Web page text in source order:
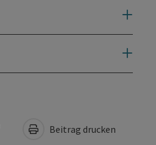
Beitrag drucken